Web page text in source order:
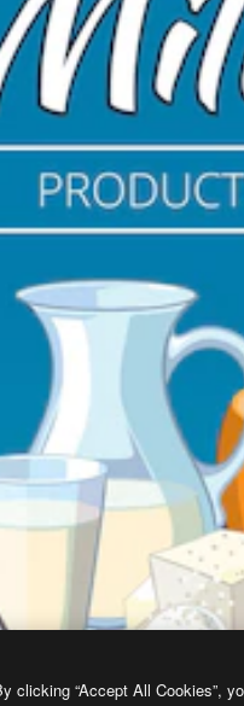
clicking “Accept All Cookies”,